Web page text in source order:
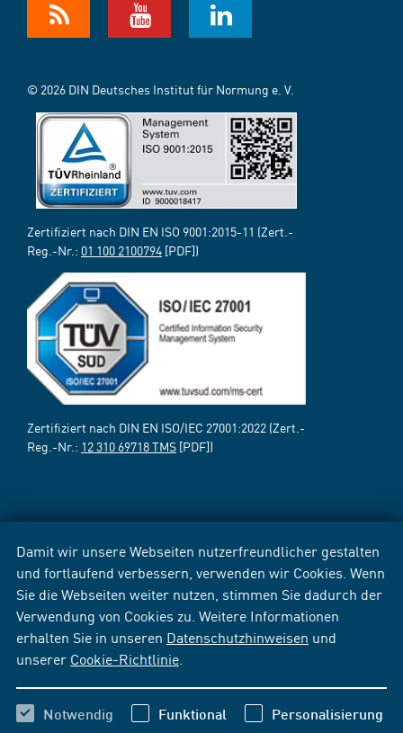
Damit wir unsere Webseiten nutzerfreundlicher gestalten
und fortlaufend verbessern, verwenden wir Cookies. Wenn
Sie die Webseiten weiter nutzen, stimmen Sie dadurch der
Verwendung von Cookies zu. Weitere Informationen
erhalten Sie in unseren Datenschutzhinweisen und
unserer Cookie-Richtlinie
Notwendig Funktional Personalisierung
© 2026 DIN Deutsches Institut für Normung e. V.
Zertifiziert nach DIN EN ISO 9001:2015-11 (Zert.-
Reg.-Nr.: 01 100 2100794 [PDF])
Zertifiziert nach DIN EN ISO/IEC 27001:2022 (Zert.-
Reg.-Nr.: 12 310 69718 TMS [PDF])